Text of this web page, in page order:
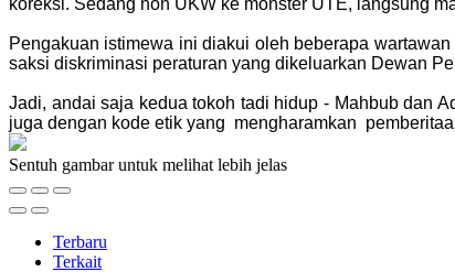
Pengakuan istimewa ini diakui oleh beberapa
saksi diskriminasi peraturan yang dikeluarkan Dewan
Jadi, andai saja kedua tokoh tadi hidup - Mahbub dan
juga dengan kode etik yang mengharamkan
Sentuh gambar untuk melihat lebih jelas
Terbaru
Terkait